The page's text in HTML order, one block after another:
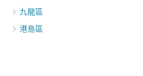
九龍區
港島區